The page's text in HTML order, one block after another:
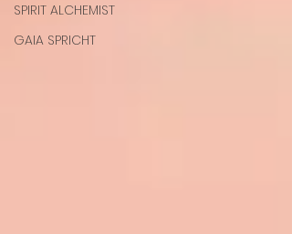
SPIRIT ALCHEMIST
GAIA SPRICHT